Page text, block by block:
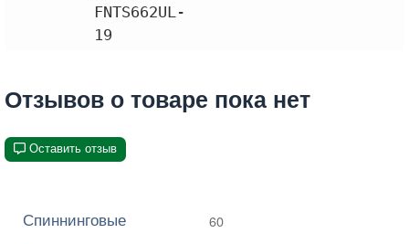
FNTS662UL-
19
Отзывов о товаре пока нет
Оставить отзыв
Спиннинговые 60